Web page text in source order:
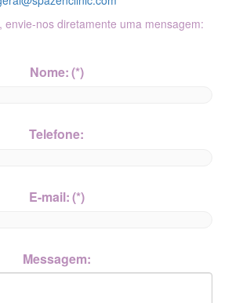
envie-nos diretamente uma mensagem:
Nome:(*)
Telefone:
E-mail:(*)
Messagem: